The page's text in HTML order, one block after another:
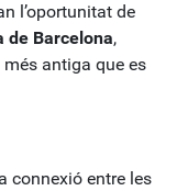
l’oportunitat de
de Barcelona,
antiga que es
connexió entre les